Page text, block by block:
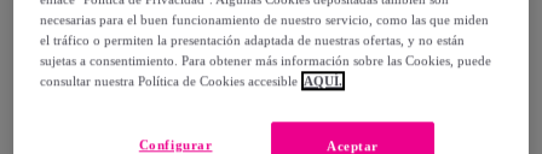
Superdry Officer C102
Unisex Talla 54 mm
Multicolor
43,99 €
73%
necesarias para el buen funcionamiento de nuestro servicio, como las que miden
el tráfico o permiten la presentación adaptada de nuestras ofertas, y no están
sujetas a consentimiento. Para obtener más información sobre las Cookies, puede
consultar nuestra Política de Cookies accesible AQUÍ.
Aceptar
Configurar